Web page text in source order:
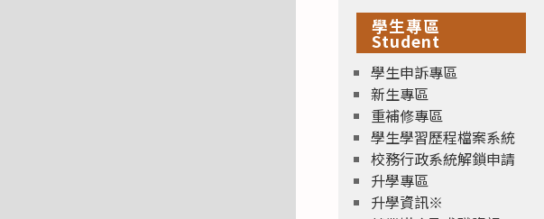
學生專區
Student
學生申訴專區
新生專區
重補修專區
學生學習歷程檔案系統
校務行政系統解鎖申請
升學專區
升學資訊※